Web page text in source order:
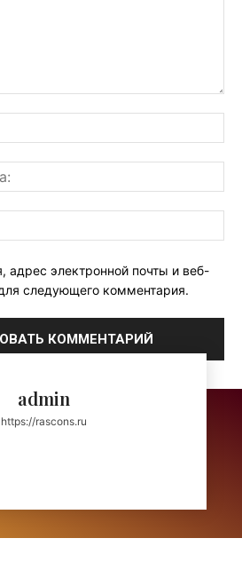
адрес электронной почты и веб-
следующего комментария.
admin
https://rascons.ru